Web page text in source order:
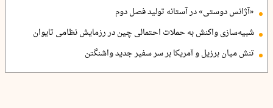
«آژانس دوستی» در آستانه تولید فصل دوم
شبیه‌سازی واکنش به حملات احتمالی چین در رزمایش نظامی تایوان
تنش میان برزیل و آمریکا بر سر سفیر جدید واشنگتن